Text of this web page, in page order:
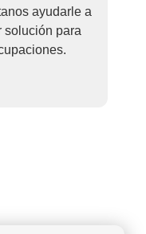
ayudarle a
solución para